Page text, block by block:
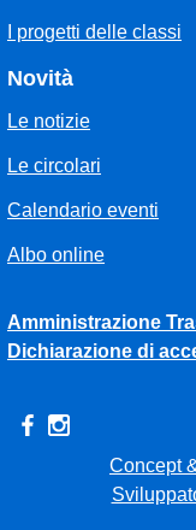
I progetti delle classi
Novità
Le notizie
Le circolari
Calendario eventi
Albo online
Amministrazione
Dichiarazione di
Concept